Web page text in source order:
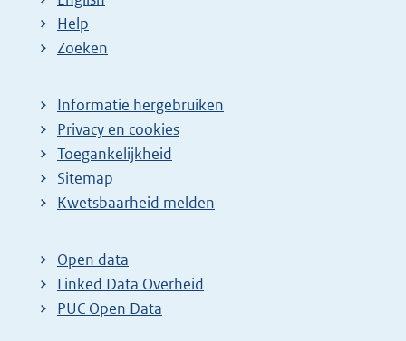
Help
Zoeken
Informatie hergebruiken
Privacy en cookies
Toegankelijkheid
Sitemap
Kwetsbaarheid melden
Open data
Linked Data Overheid
PUC Open Data